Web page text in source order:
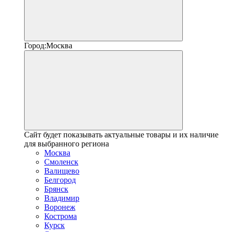
Город:Москва
Сайт будет показывать актуальные товары и их наличие
для выбранного региона
Москва
Смоленск
Валищево
Белгород
Брянск
Владимир
Воронеж
Кострома
Курск